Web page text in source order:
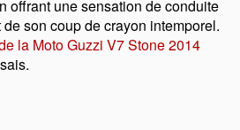
offrant une sensation de conduite
son coup de crayon intemporel.
la Moto Guzzi V7 Stone 2014